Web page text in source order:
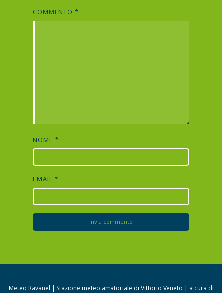
COMMENTO*
NOME*
EMAIL*
Meteo Ravanel | Stazione meteo amatoriale di Vittorio Veneto | a cura di